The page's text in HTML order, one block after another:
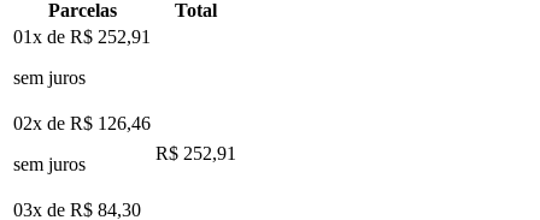
Parcelas
Total
01x de R$ 252,91
sem juros
02x de R$ 126,46
sem juros
R$ 252,91
03x de R$ 84,30